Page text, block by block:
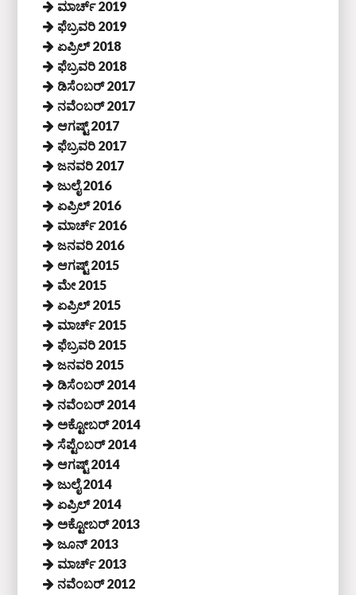
ಮಾರ್ಚ್ 2019
ಫೆಬ್ರವರಿ 2019
ಏಪ್ರಿಲ್ 2018
ಫೆಬ್ರವರಿ 2018
ಡಿಸೆಂಬರ್ 2017
ನವೆಂಬರ್ 2017
ಆಗಷ್ಟ್ 2017
ಫೆಬ್ರವರಿ 2017
ಜನವರಿ 2017
ಜುಲೈ 2016
ಏಪ್ರಿಲ್ 2016
ಮಾರ್ಚ್ 2016
ಜನವರಿ 2016
ಆಗಷ್ಟ್ 2015
ಮೇ 2015
ಏಪ್ರಿಲ್ 2015
ಮಾರ್ಚ್ 2015
ಫೆಬ್ರವರಿ 2015
ಜನವರಿ 2015
ಡಿಸೆಂಬರ್ 2014
ನವೆಂಬರ್ 2014
ಅಕ್ಟೋಬರ್ 2014
ಸೆಪ್ಟೆಂಬರ್ 2014
ಆಗಷ್ಟ್ 2014
ಜುಲೈ 2014
ಏಪ್ರಿಲ್ 2014
ಅಕ್ಟೋಬರ್ 2013
ಜೂನ್ 2013
ಮಾರ್ಚ್ 2013
ನವೆಂಬರ್ 2012